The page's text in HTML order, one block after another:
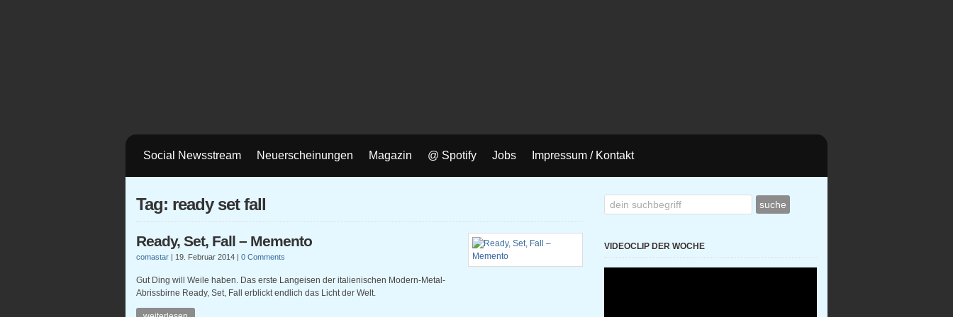
Social Newsstream Neuerscheinungen Magazin @ Spotify Jobs Impressum / Kontakt
Tag: ready set fall
Ready, Set, Fall – Memento
comastar | 19. Februar 2014 | 0 Comments
Gut Ding will Weile haben. Das erste Langeisen der italienischen Modern-Metal-
Abrissbirne Ready, Set, Fall erblickt endlich das Licht der Welt.
VIDEOCLIP DER WOCHE